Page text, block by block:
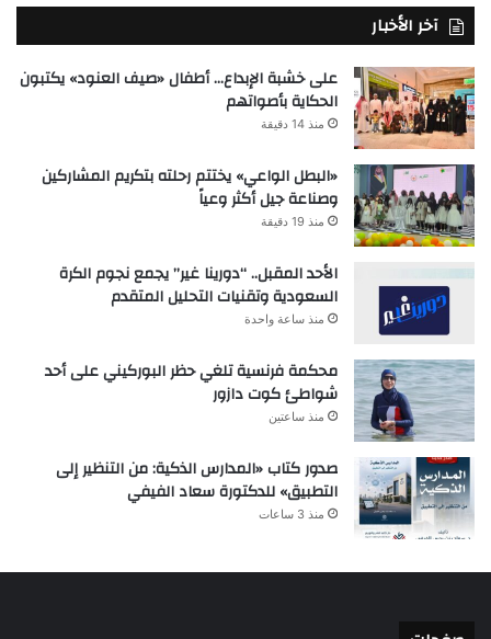
آخر الأخبار
على خشبة الإبداع… أطفال «صيف العنود» يكتبون
الحكاية بأصواتهم
منذ 14 دقيقة
«البطل الواعي» يختتم رحلته بتكريم المشاركين
وصناعة جيل أكثر وعياً
منذ 19 دقيقة
الأحد المقبل.. “دورينا غير” يجمع نجوم الكرة
السعودية وتقنيات التحليل المتقدم
منذ ساعة واحدة
محكمة فرنسية تلغي حظر البوركيني على أحد
شواطئ كوت دازور
منذ ساعتين
صدور كتاب «المدارس الذكية: من التنظير إلى
التطبيق» للدكتورة سعاد الفيفي
منذ 3 ساعات